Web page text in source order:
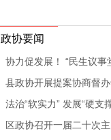
政协要闻
协力促发展！ “民生议事
县政协开展提案协商督
法治“软实力” 发展“硬支
区政协召开一届二十次